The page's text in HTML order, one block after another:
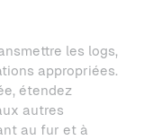
les logs,
appropriées.
étendez
autres
au fur et à